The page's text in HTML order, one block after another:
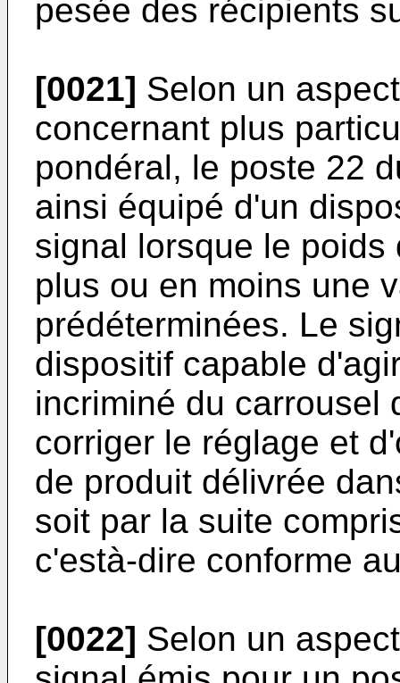
pesée des récipients
[0021] Selon un
concernant plus
pondéral, le poste 22
ainsi équipé d'un
signal lorsque le
plus ou en moins une
prédéterminées. Le
dispositif capable
incriminé du carrousel
corriger le réglage et
de produit délivrée
soit par la suite
c'està-dire conforme
[0022] Selon un